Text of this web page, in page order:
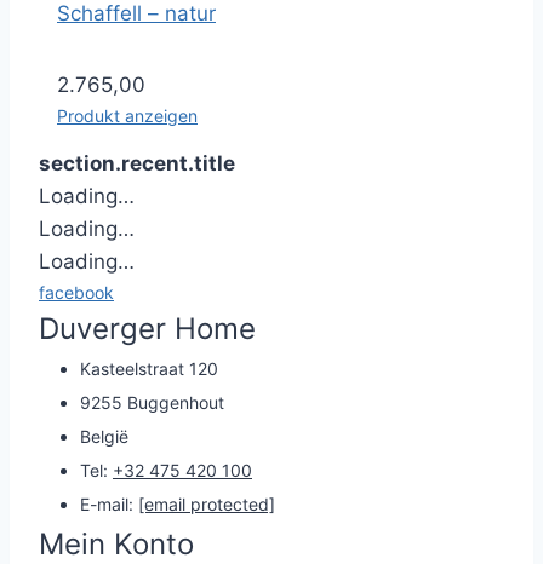
Schaffell – natur
2.765,00
Produkt anzeigen
section.recent.title
Loading…
Loading…
Loading…
facebook
Duverger Home
Kasteelstraat 120
9255 Buggenhout
België
Tel: +32 475 420 100
E-mail: [email protected]
Mein Konto